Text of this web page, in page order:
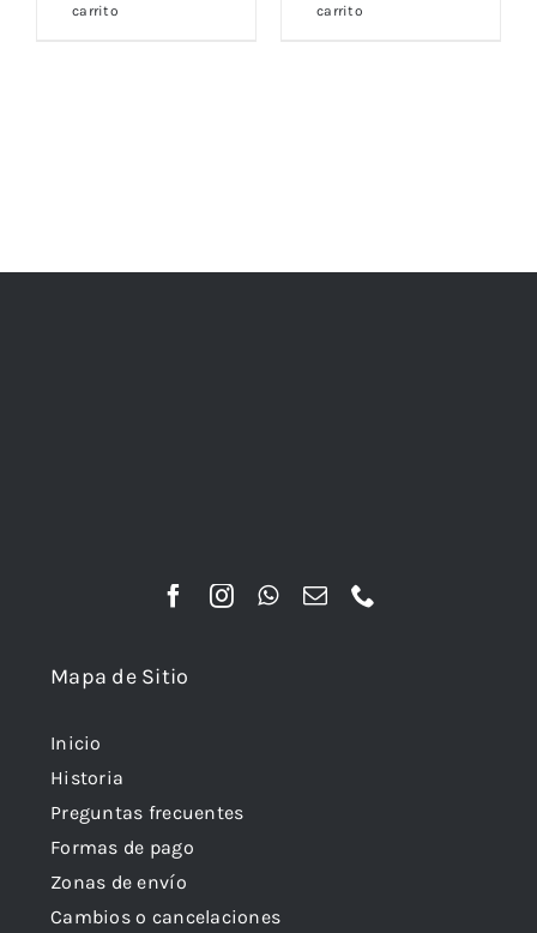
carrito
carrito
Mapa de Sitio
Inicio
Historia
Preguntas frecuentes
Formas de pago
Zonas de envío
Cambios o cancelaciones